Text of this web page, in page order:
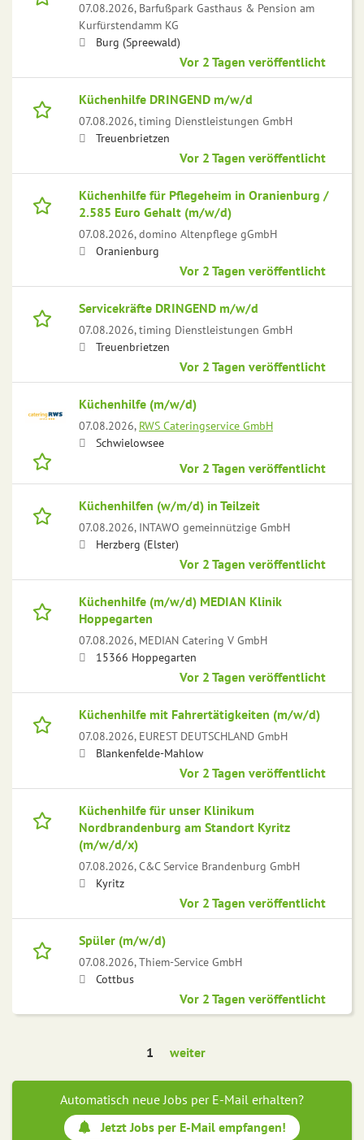
07.08.2026, Barfußpark Gasthaus & Pension am
Kurfürstendamm KG
Burg (Spreewald)
Vor 2 Tagen veröffentlicht
Küchenhilfe DRINGEND m/w/d
07.08.2026,timing Dienstleistungen GmbH
Treuenbrietzen
Vor 2 Tagen veröffentlicht
Küchenhilfe für Pflegeheim in Oranienburg /
2.585 Euro Gehalt (m/w/d)
07.08.2026,domino Altenpflege gGmbH
Oranienburg
Vor 2 Tagen veröffentlicht
Servicekräfte DRINGEND m/w/d
07.08.2026,timing Dienstleistungen GmbH
Treuenbrietzen
Vor 2 Tagen veröffentlicht
Küchenhilfe (m/w/d)
07.08.2026, RWS Cateringservice GmbH
Schwielowsee
Vor 2 Tagen veröffentlicht
Küchenhilfen (w/m/d) in Teilzeit
07.08.2026, INTAWO gemeinnützige GmbH
Herzberg (Elster)
Vor 2 Tagen veröffentlicht
Küchenhilfe (m/w/d) MEDIAN Klinik
Hoppegarten
07.08.2026, MEDIAN Catering V GmbH
15366 Hoppegarten
Vor 2 Tagen veröffentlicht
Küchenhilfe mit Fahrertätigkeiten (m/w/d)
07.08.2026, EUREST DEUTSCHLAND GmbH
Blankenfelde-Mahlow
Vor 2 Tagen veröffentlicht
Küchenhilfe für unser Klinikum
Nordbrandenburg am Standort Kyritz
(m/w/d/x)
07.08.2026,C&C Service Brandenburg GmbH
Kyritz
Vor 2 Tagen veröffentlicht
Spüler (m/w/d)
07.08.2026,Thiem-Service GmbH
Cottbus
Vor 2 Tagen veröffentlicht
1 weiter
Automatisch neue Jobs per E-Mail erhalten?
Jetzt Jobs per E-Mail empfangen!